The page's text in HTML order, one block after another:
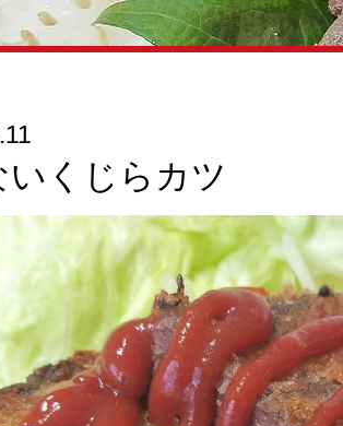
いくじらカツ